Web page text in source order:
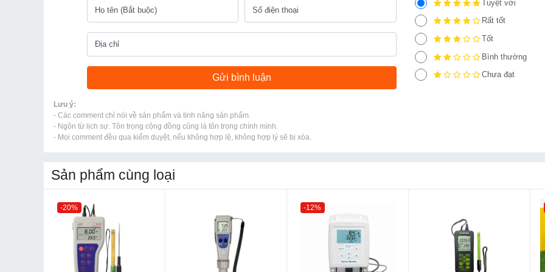
Tuyệt vời
Rất tốt
Tốt
Bình thường
Chưa đạt
Lưu ý:
- Các comment chỉ nói về sản phẩm và tính năng sản phẩm.
- Ngôn từ lịch sự. Tôn trọng cộng đồng cũng là tôn trọng chính mình.
- Mọi comment đều qua kiểm duyệt, nếu không hợp lệ, không hợp lý sẽ bị xóa.
Sản phẩm cùng loại
-20% -12%